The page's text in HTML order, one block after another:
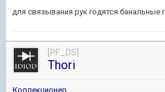
для связывания рук годятся банальные
[PF_DS]
Thori
Коллекционер